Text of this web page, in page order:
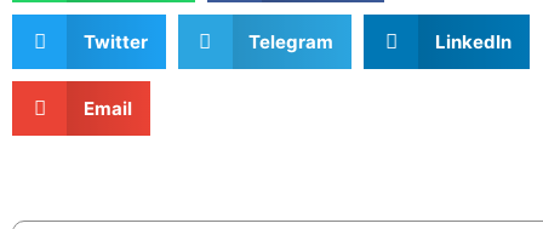
Twitter Telegram LinkedIn
Email